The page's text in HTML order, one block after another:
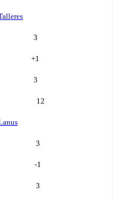
3
+1
3
12
3
-1
3